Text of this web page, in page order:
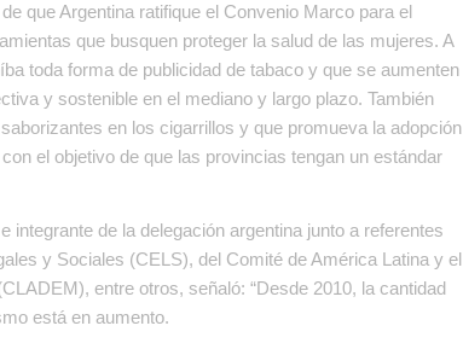
que Argentina ratifique el Convenio Marco para el
que busquen proteger la salud de las mujeres. A
toda forma de publicidad de tabaco y que se aumenten
y sostenible en el mediano y largo plazo. También
en los cigarrillos y que promueva la adopción
el objetivo de que las provincias tengan un estándar
integrante de la delegación argentina junto a referentes
y Sociales (CELS), del Comité de América Latina y el
entre otros, señaló: “Desde 2010, la cantidad
está en aumento.